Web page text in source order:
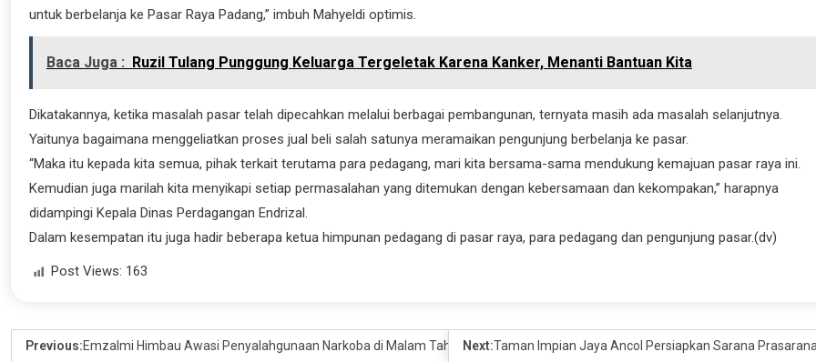
untuk berbelanja ke Pasar Raya Padang,” imbuh Mahyeldi optimis.
Baca Juga : Ruzil Tulang Punggung Keluarga Tergeletak Karena Kanker, Menanti Bantuan Kita
Dikatakannya, ketika masalah pasar telah dipecahkan melalui berbagai pembangunan, ternyata masih ada masalah selanjutnya.
Yaitunya bagaimana menggeliatkan proses jual beli salah satunya meramaikan pengunjung berbelanja ke pasar.
“Maka itu kepada kita semua, pihak terkait terutama para pedagang, mari kita bersama-sama mendukung kemajuan pasar raya ini.
Kemudian juga marilah kita menyikapi setiap permasalahan yang ditemukan dengan kebersamaan dan kekompakan,” harapnya
didampingi Kepala Dinas Perdagangan Endrizal.
Dalam kesempatan itu juga hadir beberapa ketua himpunan pedagang di pasar raya, para pedagang dan pengunjung pasar.(dv)
Post Views: 163
Previous:Emzalmi Himbau Awasi Penyalahgunaan Narkoba di Malam Tahun Baru
Next:Taman Impian Jaya Ancol Persiapkan Sarana
Ketua DPRD Sumbar
Seluruh Elemen Bangun
Kewaspadaan Dini